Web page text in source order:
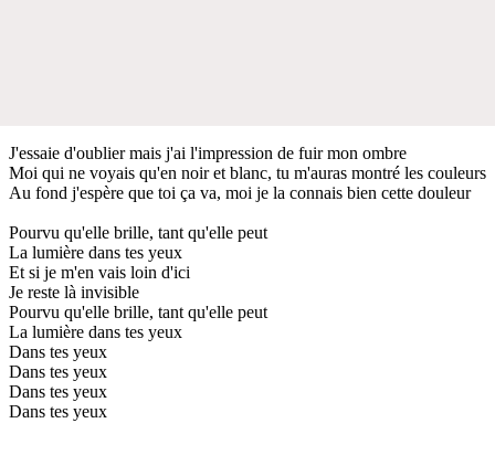
J'essaie d'oublier mais j'ai l'impression de fuir mon ombre
Moi qui ne voyais qu'en noir et blanc, tu m'auras montré les couleurs
Au fond j'espère que toi ça va, moi je la connais bien cette douleur
Pourvu qu'elle brille, tant qu'elle peut
La lumière dans tes yeux
Et si je m'en vais loin d'ici
Je reste là invisible
Pourvu qu'elle brille, tant qu'elle peut
La lumière dans tes yeux
Dans tes yeux
Dans tes yeux
Dans tes yeux
Dans tes yeux